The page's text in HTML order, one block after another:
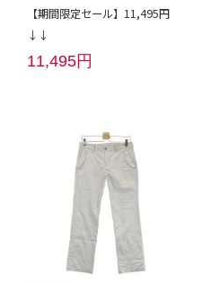
【期間限定セール】11,495円
↓↓
11,495円